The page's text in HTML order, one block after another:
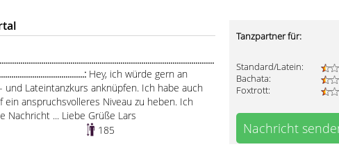
Hey, ich würde gern an
und Lateintanzkurs anknüpfen. Ich habe auch
ein anspruchsvolleres Niveau zu heben. Ich
Nachricht ... Liebe Grüße Lars
185
Tanzpartner für:
Standard/Latein:
Bachata:
Foxtrott:
Nachricht